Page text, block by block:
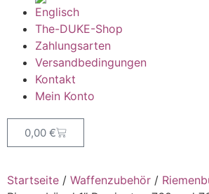
The-DUKE-Shop
Zahlungsarten
Versandbedingungen
Kontakt
Mein Konto
0,00 €
Startseite / Waffenzubehör /